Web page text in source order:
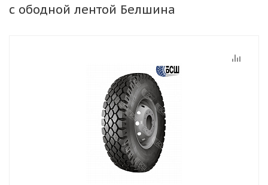
с ободной лентой Белшина